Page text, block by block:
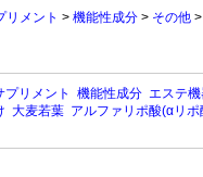
リメント > 機能性成分 > その他
プリメント 機能性成分 エステ
大麦若葉 アルファリポ酸(αリポ